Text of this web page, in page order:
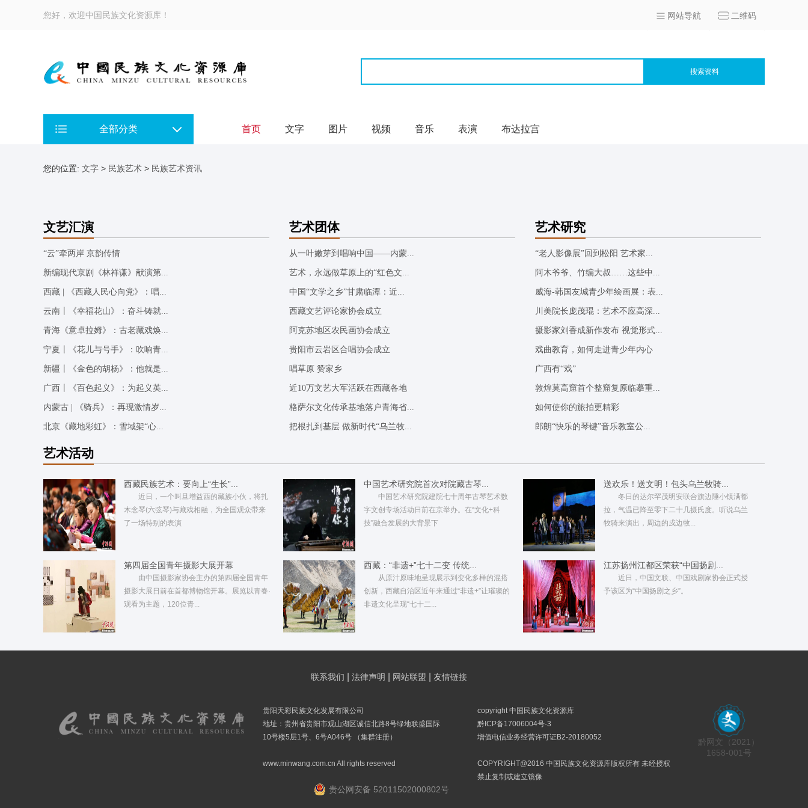
您好，欢迎中国民族文化资源库！ 网站导航 二维码
搜索资料
全部分类 首页 文字 图片 视频 音乐 表演 布达拉宫
您的位置: 文字 > 民族艺术 > 民族艺术资讯
文艺汇演
“云”牵两岸 京韵传情
新编现代京剧《林祥谦》献演第...
西藏 | 《西藏人民心向党》：唱...
云南丨《幸福花山》：奋斗铸就...
青海《意卓拉姆》：古老藏戏焕...
宁夏丨《花儿与号手》：吹响青...
新疆丨《金色的胡杨》：他就是...
广西丨《百色起义》：为起义英...
内蒙古 | 《骑兵》：再现激情岁...
北京《藏地彩虹》：雪域架“心...
艺术团体
从一叶嫩芽到唱响中国——内蒙...
艺术，永远做草原上的“红色文...
中国“文学之乡”甘肃临潭：近...
西藏文艺评论家协会成立
阿克苏地区农民画协会成立
贵阳市云岩区合唱协会成立
唱草原 赞家乡
近10万文艺大军活跃在西藏各地
格萨尔文化传承基地落户青海省...
把根扎到基层 做新时代“乌兰牧...
艺术研究
“老人影像展”回到松阳 艺术家...
阿木爷爷、竹编大叔……这些中...
威海-韩国友城青少年绘画展：表...
川美院长庞茂琨：艺术不应高深...
摄影家刘香成新作发布 视觉形式...
戏曲教育，如何走进青少年内心
广西有“戏”
敦煌莫高窟首个整窟复原临摹重...
如何使你的旅拍更精彩
郎朗“快乐的琴键”音乐教室公...
艺术活动
西藏民族艺术：要向上“生长”...
近日，一个叫旦增益西的藏族小伙，将扎
木念琴(六弦琴)与藏戏相融，为全国观众带来
了一场特别的表演
中国艺术研究院首次对院藏古琴...
中国艺术研究院建院七十周年古琴艺术数
字文创专场活动日前在京举办。在“文化+科
技”融合发展的大背景下
送欢乐！送文明！包头乌兰牧骑...
冬日的达尔罕茂明安联合旗边陲小镇满都
拉，气温已降至零下二十几摄氏度。听说乌兰
牧骑来演出，周边的戍边牧...
第四届全国青年摄影大展开幕
由中国摄影家协会主办的第四届全国青年
摄影大展日前在首都博物馆开幕。展览以青春·
观看为主题，120位青...
西藏：“非遗+”七十二变 传统...
从原汁原味地呈现展示到变化多样的混搭
创新，西藏自治区近年来通过“非遗+”让璀璨的
非遗文化呈现“七十二...
江苏扬州江都区荣获“中国扬剧...
近日，中国文联、中国戏剧家协会正式授
予该区为“中国扬剧之乡”。
联系我们 法律声明 网站联盟 友情链接
贵阳天彩民族文化发展有限公司
地址：贵州省贵阳市观山湖区诚信北路8号绿地联盛国际
10号楼5层1号、6号A046号 （集群注册）
www.minwang.com.cn All rights reserved
copyright 中国民族文化资源库
黔ICP备17006004号-3
增值电信业务经营许可证B2-20180052
COPYRIGHT@2016 中国民族文化资源库版权所有 未经授权
禁止复制或建立镜像
黔网文（2021）
1658-001号
贵公网安备 52011502000802号